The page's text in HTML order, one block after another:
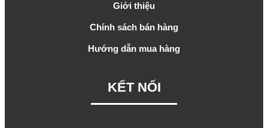
Giới thiệu
Chính sách bán hàng
Hướng dẫn mua hàng
KẾT NỐI